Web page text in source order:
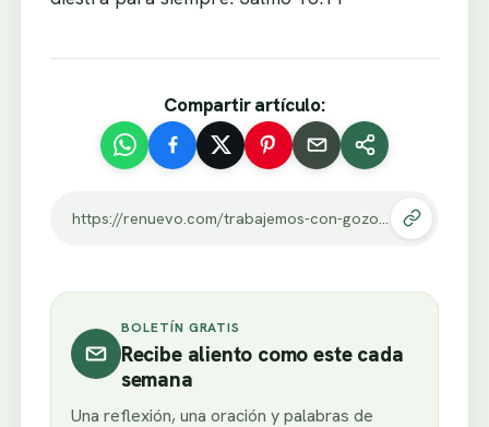
Compartir artículo:
https://renuevo.com/trabajemos-con-gozo.html
BOLETÍN GRATIS
Recibe aliento como este cada
semana
Una reflexión, una oración y palabras de